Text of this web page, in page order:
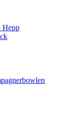
Hepp